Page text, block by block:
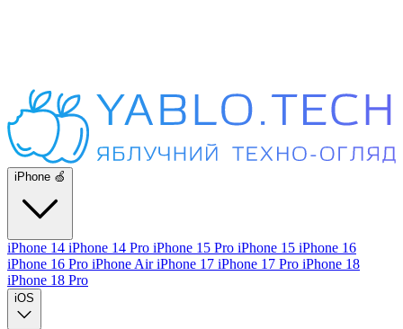
iPhone 🍏
iPhone 14 iPhone 14 Pro iPhone 15 Pro iPhone 15 iPhone 16
iPhone 16 Pro iPhone AiriPhone 17 iPhone 17 Pro iPhone 18
iPhone 18 Pro
iOS